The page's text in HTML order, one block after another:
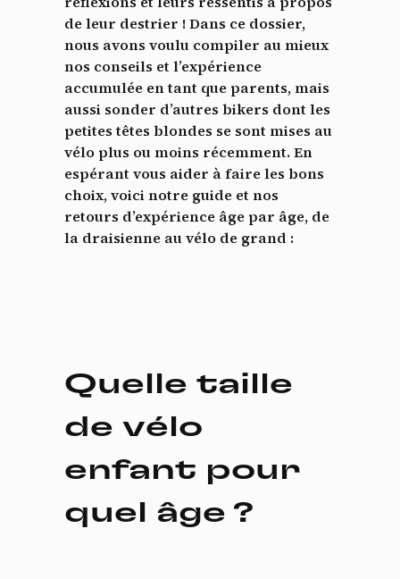
de leur destrier ! Dans ce dossier,
nous avons voulu compiler au mieux
nos conseils et l’expérience
accumulée en tant que parents, mais
aussi sonder d’autres bikers dont les
petites têtes blondes se sont mises au
vélo plus ou moins récemment. En
espérant vous aider à faire les bons
choix, voici notre guide et nos
retours d’expérience âge par âge, de
la draisienne au vélo de grand :
Quelle taille
de vélo
enfant pour
quel âge ?